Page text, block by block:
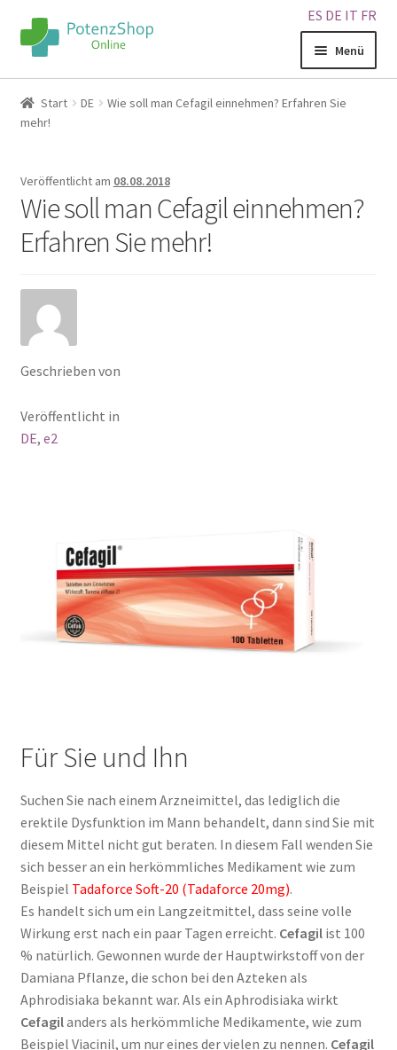
ES DE IT FR
Menü
Home
Über uns
Blog
Warenkorb
Kontakt
Start DE
Wie soll man Cefagil einnehmen? Erfahren Sie
mehr!
Veröffentlicht am 08.08.2018
Wie soll man Cefagil einnehmen?
Erfahren Sie mehr!
Geschrieben von
Veröffentlicht in
DE, e2
Für Sie und Ihn
Suchen Sie nach einem Arzneimittel, das lediglich die
erektile Dysfunktion im Mann behandelt, dann sind Sie mit
diesem Mittel nicht gut beraten. In diesem Fall wenden Sie
sich besser an ein herkömmliches Medikament wie zum
Beispiel Tadaforce Soft-20 (Tadaforce 20mg).
Es handelt sich um ein Langzeitmittel, dass seine volle
Wirkung erst nach ein paar Tagen erreicht. Cefagilist 100
% natürlich. Gewonnen wurde der Hauptwirkstoff von der
Damiana Pflanze, die schon bei den Azteken als
Aphrodisiaka bekannt war. Als ein Aphrodisiaka wirkt
Cefagilanders als herkömmliche Medikamente, wie zum
Beispiel Viacinil, um nur eines der vielen zu nennen. Cefagil